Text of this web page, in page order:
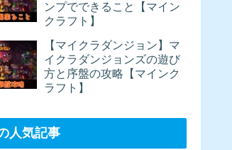
ンプでできること【マイン
クラフト】
【マイクラダンジョン】マ
イクラダンジョンズの遊び
方と序盤の攻略【マインク
ラフト】
人気記事